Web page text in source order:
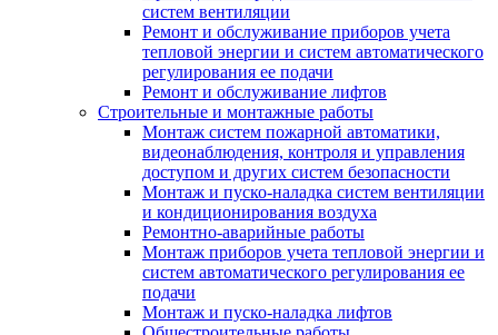
систем вентиляции
Ремонт и обслуживание приборов учета
тепловой энергии и систем автоматического
регулирования ее подачи
Ремонт и обслуживание лифтов
Строительные и монтажные работы
Монтаж систем пожарной автоматики,
видеонаблюдения, контроля и управления
доступом и других систем безопасности
Монтаж и пуско-наладка систем вентиляции
и кондиционирования воздуха
Ремонтно-аварийные работы
Монтаж приборов учета тепловой энергии и
систем автоматического регулирования ее
подачи
Монтаж и пуско-наладка лифтов